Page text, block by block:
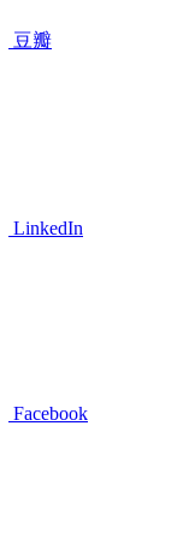
豆瓣
LinkedIn
Facebook